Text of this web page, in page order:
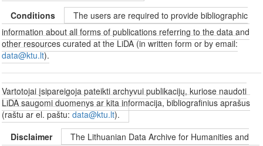
Conditions
The users are required to provide bibliographic
information about all forms of publications referring to the data and
other resources curated at the LiDA (in written form or by email:
data@ktu.lt).
Vartotojai įsipareigoja pateikti archyvui publikacijų, kuriose naudoti
LiDA saugomi duomenys ar kita informacija, bibliografinius aprašus
(raštu ar el. paštu:data@ktu.lt).
Disclaimer
The Lithuanian Data Archive for Humanities and